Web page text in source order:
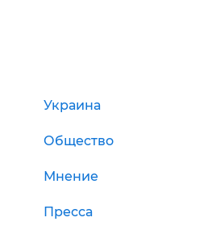
Украина
Общество
Мнение
Пресса